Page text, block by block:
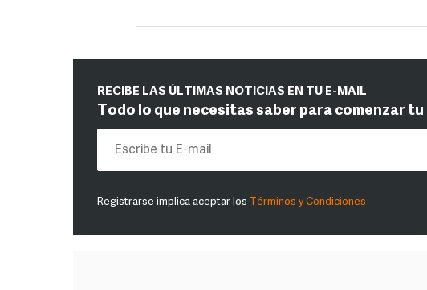
RECIBE LAS ÚLTIMAS NOTICIAS EN TU E-MAIL
Todo lo que necesitas saber para comenzar tu
Registrarse implica aceptar los Términos y Condiciones